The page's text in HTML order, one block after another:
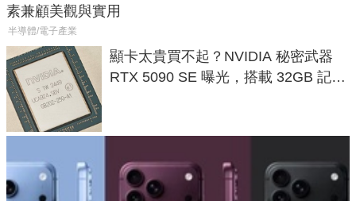
素兼顧美觀與實用
半導體/電子產業
顯卡太貴買不起？NVIDIA 秘密武器
RTX 5090 SE 曝光，搭載 32GB 記憶